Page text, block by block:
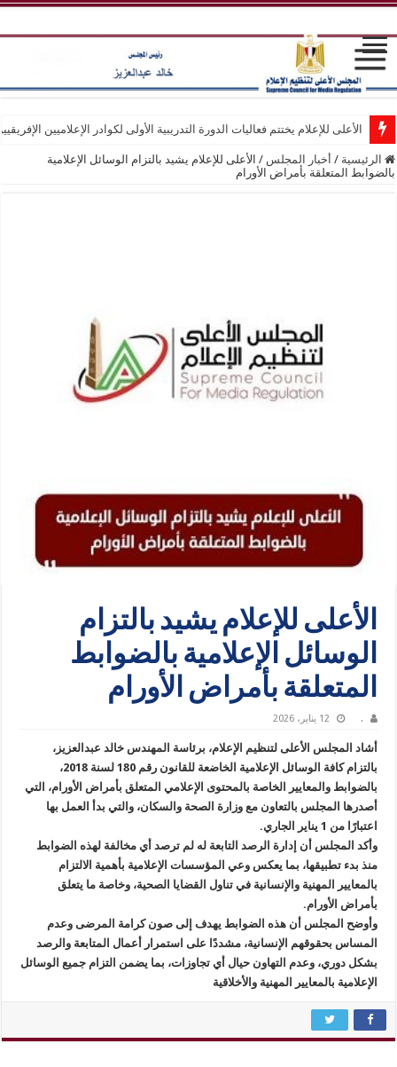
الأعلى للإعلام يختتم فعاليات الدورة التدريبية الأولى لكوادر الإعلاميين
الرئيسية / أخبار المجلس / الأعلى للإعلام يشيد بالتزام الوسائل الإعلامية
بالضوابط المتعلقة بأمراض الأورام
الأعلى للإعلام يشيد بالتزام
الوسائل الإعلامية بالضوابط
المتعلقة بأمراض الأورام
. 12 يناير، 2026
أشاد المجلس الأعلى لتنظيم الإعلام، برئاسة المهندس خالد عبدالعزيز،
بالتزام كافة الوسائل الإعلامية الخاضعة للقانون رقم 180 لسنة 2018،
بالضوابط والمعايير الخاصة بالمحتوى الإعلامي المتعلق بأمراض الأورام، التي
أصدرها المجلس بالتعاون مع وزارة الصحة والسكان، والتي بدأ العمل بها
اعتبارًا من 1 يناير الجاري.
وأكد المجلس أن إدارة الرصد التابعة له لم ترصد أي مخالفة لهذه الضوابط
منذ بدء تطبيقها، بما يعكس وعي المؤسسات الإعلامية بأهمية الالتزام
بالمعايير المهنية والإنسانية في تناول القضايا الصحية، وخاصة ما يتعلق
بأمراض الأورام.
وأوضح المجلس أن هذه الضوابط يهدف إلى صون كرامة المرضى وعدم
المساس بحقوقهم الإنسانية، مشددًا على استمرار أعمال المتابعة والرصد
بشكل دوري، وعدم التهاون حيال أي تجاوزات، بما يضمن التزام جميع الوسائل
الإعلامية بالمعايير المهنية والأخلاقية